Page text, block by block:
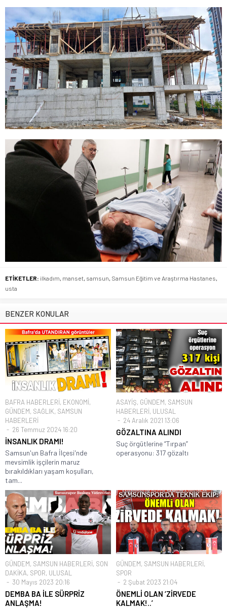
ETİKETLER: ilkadım, manset, samsun, Samsun Eğitim ve Araştırma Hastanes,
usta
BENZER KONULAR
BAFRA HABERLERİ, EKONOMİ,
GÜNDEM, SAĞLIK, SAMSUN
HABERLERİ
26 Temmuz 2024 16:20
İNSANLIK DRAMI!
Samsun'un Bafra İlçesi'nde
mevsimlik işçilerin maruz
bırakıldıkları yaşam koşulları,
tam...
ASAYİŞ, GÜNDEM, SAMSUN
HABERLERİ, ULUSAL
24 Aralık 2021 13:06
GÖZALTINA ALINDI
Suç örgütlerine “Tırpan”
operasyonu: 317 gözaltı
GÜNDEM, SAMSUN HABERLERİ, SON
DAKİKA, SPOR, ULUSAL
30 Mayıs 2023 20:16
DEMBA BA İLE SÜRPRİZ
ANLAŞMA!
GÜNDEM, SAMSUN HABERLERİ,
SPOR
2 Şubat 2023 21:04
ÖNEMLİ OLAN ‘ZİRVEDE
KALMAK!..’